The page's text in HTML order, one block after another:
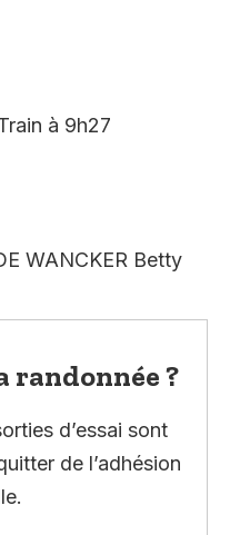
à 9h27
WANCKER Betty
randonnée ?
d’essai sont
de l’adhésion